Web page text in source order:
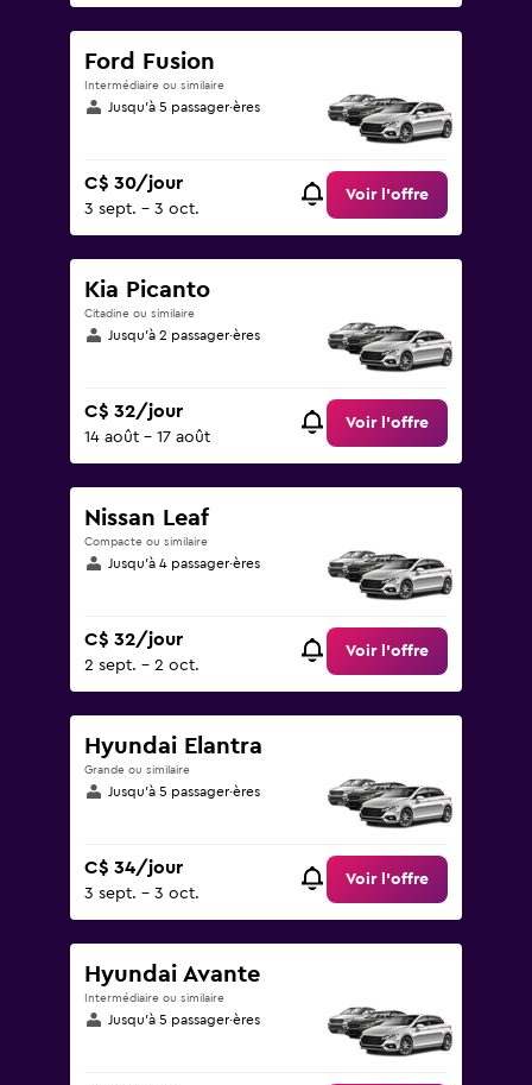
Ford Fusion
Intermédiaire ou similaire
Jusqu’à 5 passager·ères
C$ 30/jour
3 sept. - 3 oct.
Voir l’offre
Kia Picanto
Citadine ou similaire
Jusqu’à 2 passager·ères
C$ 32/jour
14 août - 17 août
Voir l’offre
Nissan Leaf
Compacte ou similaire
Jusqu’à 4 passager·ères
C$ 32/jour
2 sept. - 2 oct.
Voir l’offre
Hyundai Elantra
Grande ou similaire
Jusqu’à 5 passager·ères
C$ 34/jour
3 sept. - 3 oct.
Voir l’offre
Hyundai Avante
Intermédiaire ou similaire
Jusqu’à 5 passager·ères